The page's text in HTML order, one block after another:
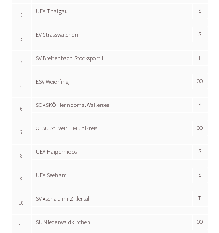
2
UEV Thalgau S
3
EV Strasswalchen S
4
SV Breitenbach Stocksport II T
5
ESV Weierfing OÖ
6
SC ASKÖ Henndorf a.Wallersee S
7
ÖTSU St. Veit i. Mühlkreis OÖ
8
UEV Haigermoos S
9
UEV Seeham S
10
SV Aschau im Zillertal T
11
SU Niederwaldkirchen OÖ